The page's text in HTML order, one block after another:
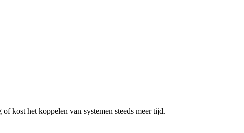
kost het koppelen van systemen steeds meer tijd.